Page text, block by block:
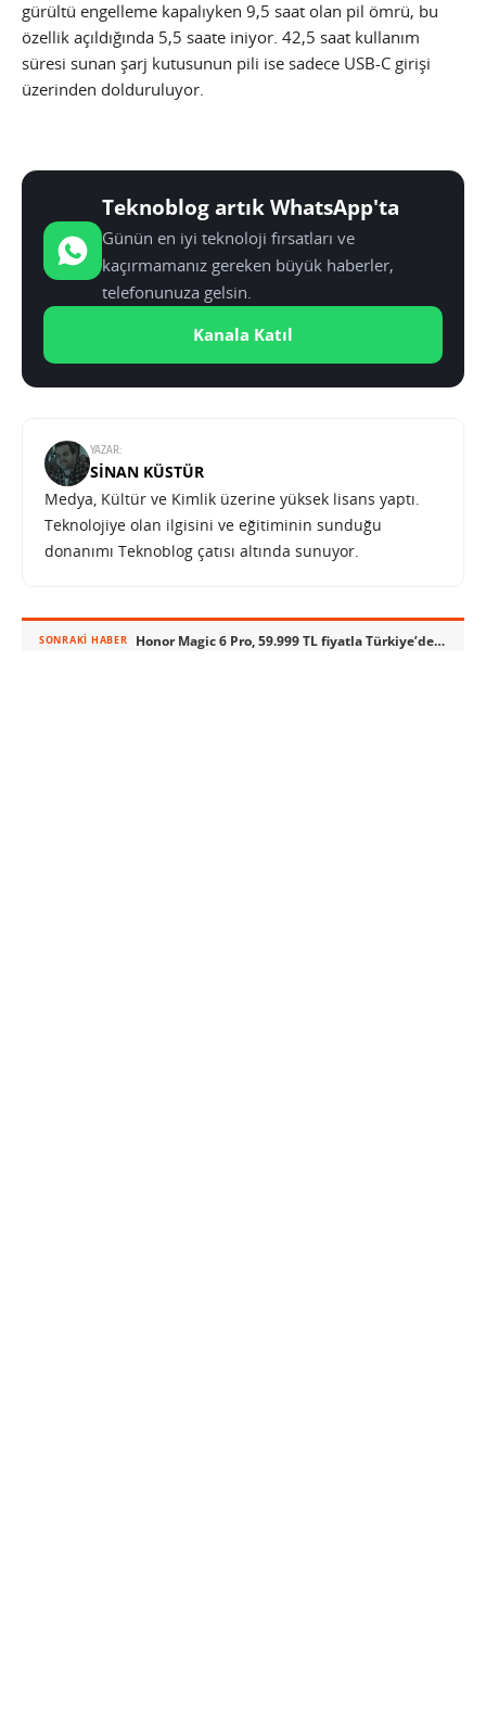
gürültü engelleme kapalıyken 9,5 saat olan pil ömrü, bu
özellik açıldığında 5,5 saate iniyor. 42,5 saat kullanım
süresi sunan şarj kutusunun pili ise sadece USB-C girişi
üzerinden dolduruluyor.
Teknoblog artık WhatsApp'ta
Günün en iyi teknoloji fırsatları ve
kaçırmamanız gereken büyük haberler,
telefonunuza gelsin.
Kanala Katıl
YAZAR:
SINAN KÜSTÜR
Medya, Kültür ve Kimlik üzerine yüksek lisans yaptı.
Teknolojiye olan ilgisini ve eğitiminin sunduğu
donanımı Teknoblog çatısı altında sunuyor.
SONRAKI HABER Honor Magic 6 Pro, 59.999 TL fiyatla Türkiye’de satışta